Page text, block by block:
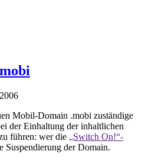
Mobil-Domain .mobi zuständige
der Einhaltung der inhaltlichen
führen: wer die „Switch On!“-
Suspendierung der Domain.